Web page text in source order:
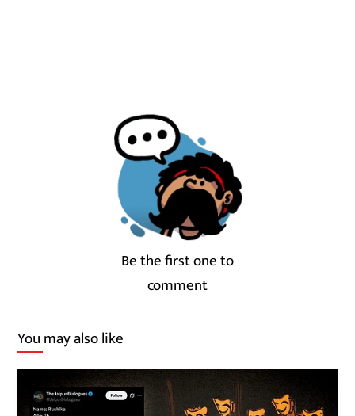
Be the first one to
comment
You may also like